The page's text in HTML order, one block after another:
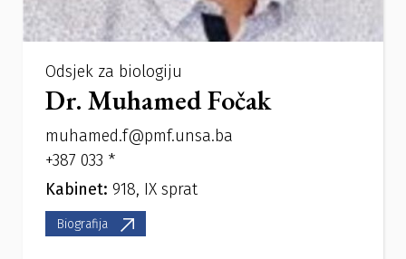
Odsjek za biologiju
Dr. Muhamed Fočak
muhamed.f@pmf.unsa.ba
+387 033 *
Kabinet: 918, IX sprat
Biografija